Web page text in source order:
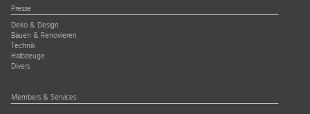
Presse
Deko & Design
Bauen & Renovieren
Technik
Halbzeuge
Divers
Members & Services